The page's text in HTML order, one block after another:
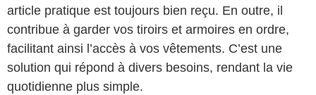
article pratique est toujours bien reçu. En outre, il
contribue à garder vos tiroirs et armoires en ordre,
facilitant ainsi l’accès à vos vêtements. C’est une
solution qui répond à divers besoins, rendant la vie
quotidienne plus simple.